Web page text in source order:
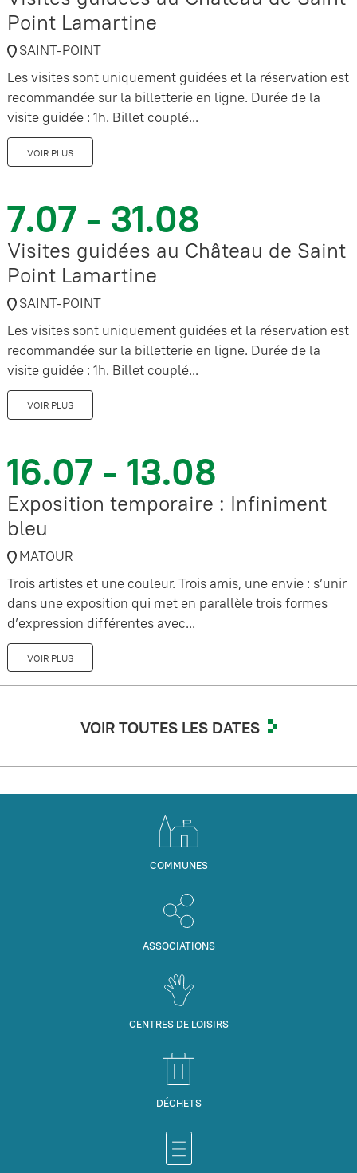
Point Lamartine
SAINT-POINT
Les visites sont uniquement guidées et la réservation est
recommandée sur la billetterie en ligne. Durée de la
visite guidée : 1h. Billet couplé...
VOIR PLUS
7.07 - 31.08
Visites guidées au Château de Saint
Point Lamartine
SAINT-POINT
Les visites sont uniquement guidées et la réservation est
recommandée sur la billetterie en ligne. Durée de la
visite guidée : 1h. Billet couplé...
VOIR PLUS
16.07 - 13.08
Exposition temporaire : Infiniment
bleu
MATOUR
Trois artistes et une couleur. Trois amis, une envie : s’unir
dans une exposition qui met en parallèle trois formes
d’expression différentes avec...
VOIR PLUS
VOIR TOUTES LES DATES
COMMUNES
ASSOCIATIONS
CENTRES DE LOISIRS
DÉCHETS